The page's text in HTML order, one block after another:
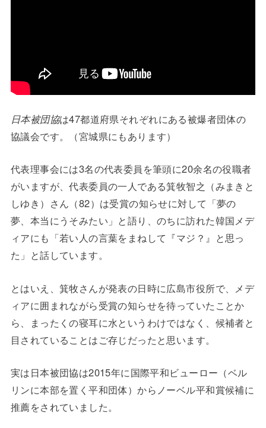
日本被団協は47都道府県それぞれにある被爆者団体の
協議会です。（宮城県にもあります）
代表理事会には3名の代表委員を筆頭に20余名の役職者
がいますが、代表委員の一人である箕牧智之（みまきと
しゆき）さん（82）は受賞の知らせに対して「夢の
夢、本当にうそみたい」と語り、のちに訪れた韓国メデ
ィアにも「若い人の言葉をまねして『マジ？』と思っ
た」と話しています。
とはいえ、箕牧さんが発表の日時に広島市役所で、メデ
ィアに囲まれながら受賞の知らせを待っていたことか
ら、まったくの寝耳に水というわけではなく、候補者と
目されていることはご存じだったと思います。
実は日本被団協は2015年に国際平和ビューロー（ベル
リンに本部を置く平和団体）からノーベル平和賞候補に
推薦をされていました。